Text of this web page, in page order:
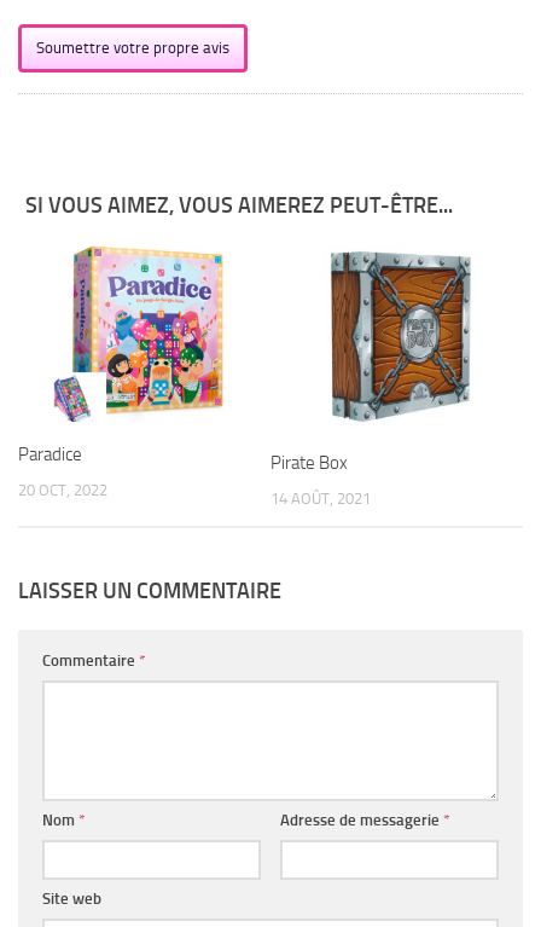
Soumettre votre propre avis
SI VOUS AIMEZ, VOUS AIMEREZ PEUT-ÊTRE...
Paradice
20 OCT, 2022
Pirate Box
14 AOÛT, 2021
LAISSER UN COMMENTAIRE
Commentaire *
Nom * Adresse de messagerie *
Site web